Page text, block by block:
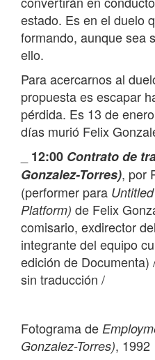
estado. Es en el duelo
formando, aunque sea
ello.
Para acercarnos al
propuesta es escapar
pérdida. Es 13 de
días murió Felix
12:00 Contrato de
Gonzalez-Torres), por
(performer para
Platform) de Felix
comisario, exdirector
integrante del equipo
edición de
sin traducción /
Fotograma de
Gonzalez-Torres), 1992